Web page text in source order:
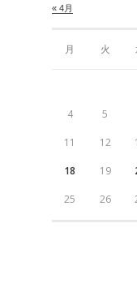
月 火
« 4月
4 5
11 12
18 19
25 26